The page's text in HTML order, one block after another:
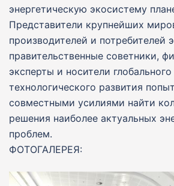
энергетическую экосистему
Представители крупнейших
производителей и потребителей
правительственные советники,
эксперты и носители глобального
технологического развития
совместными усилиями найти
решения наиболее актуальных
проблем.
ФОТОГАЛЕРЕЯ: